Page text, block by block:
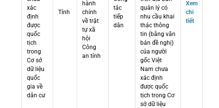
xác
định
được
quốc
tịch
trong
Cơ sở
dữ liệu
quốc
gia về
dân cư
Tỉnh
hành
chính
về trật
tự xã
hội
Công
an tỉnh
tác
tiếp
dân
quản lý có
nhu cầu khai
thác thông
tin (bằng văn
bản đề nghị)
của người
gốc Việt
Nam chưa
xác định
được quốc
tịch trong Cơ
sở dữ liệu
Xem
chi
tiết